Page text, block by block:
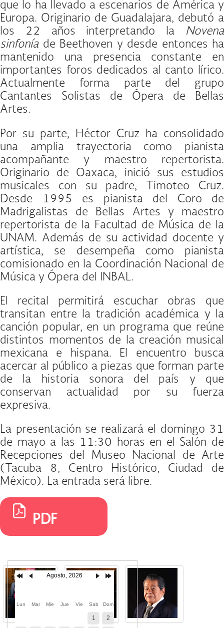
que lo ha llevado a escenarios de América y
Europa. Originario de Guadalajara, debutó a
los 22 años interpretando la Novena
sinfonía de Beethoven y desde entonces ha
mantenido una presencia constante en
importantes foros dedicados al canto lírico.
Actualmente forma parte del grupo
Cantantes Solistas de Ópera de Bellas
Artes.
Por su parte, Héctor Cruz ha consolidado
una amplia trayectoria como pianista
acompañante y maestro repertorista.
Originario de Oaxaca, inició sus estudios
musicales con su padre, Timoteo Cruz.
Desde 1995 es pianista del Coro de
Madrigalistas de Bellas Artes y maestro
repertorista de la Facultad de Música de la
UNAM. Además de su actividad docente y
artística, se desempeña como pianista
comisionado en la Coordinación Nacional de
Música y Ópera del INBAL.
El recital permitirá escuchar obras que
transitan entre la tradición académica y la
canción popular, en un programa que reúne
distintos momentos de la creación musical
mexicana e hispana. El encuentro busca
acercar al público a piezas que forman parte
de la historia sonora del país y que
conservan actualidad por su fuerza
expresiva.
La presentación se realizará el domingo 31
de mayo a las 11:30 horas en el Salón de
Recepciones del Museo Nacional de Arte
(Tacuba 8, Centro Histórico, Ciudad de
México). La entrada será libre.
PDF
Agosto, 2026
Lun Mar Mie Jue Vie Sab Dom
1 2